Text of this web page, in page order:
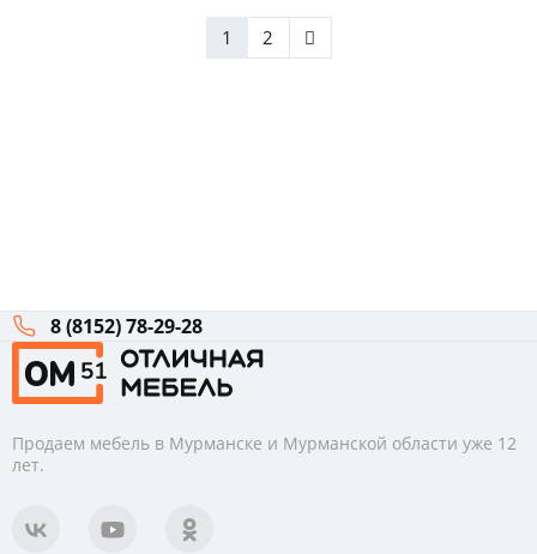
1 2
8 (8152) 78-29-28
Продаем мебель в Мурманске и Мурманской области уже 12
лет.